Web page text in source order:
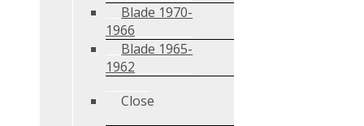
Blade 1970-
1966
Blade 1965-
1962
Close